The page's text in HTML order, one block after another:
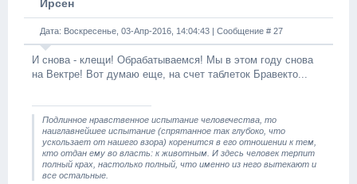
Ирсен
Дата: Воскресенье, 03-Апр-2016, 14:04:43 | Сообщение # 27
И снова - клещи! Обрабатываемся! Мы в этом году снова
на Вектре! Вот думаю еще, на счет таблеток Бравекто...
Подлинное нравственное испытание человечества, то
наиглавнейшее испытание (спрятанное так глубоко, что
ускользает от нашего взора) коренится в его отношении к тем,
кто отдан ему во власть: к животным. И здесь человек терпит
полный крах, настолько полный, что именно из него вытекают и
все остальные.